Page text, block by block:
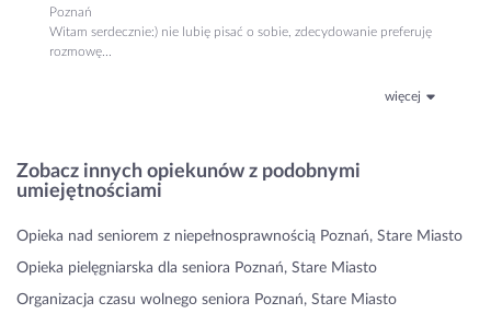
Poznań
Witam serdecznie:) nie lubię pisać o sobie, zdecydowanie preferuję
rozmowę...
więcej
Zobacz innych opiekunów z podobnymi
umiejętnościami
Opieka nad seniorem z niepełnosprawnością Poznań, Stare Miasto
Opieka pielęgniarska dla seniora Poznań, Stare Miasto
Organizacja czasu wolnego seniora Poznań, Stare Miasto